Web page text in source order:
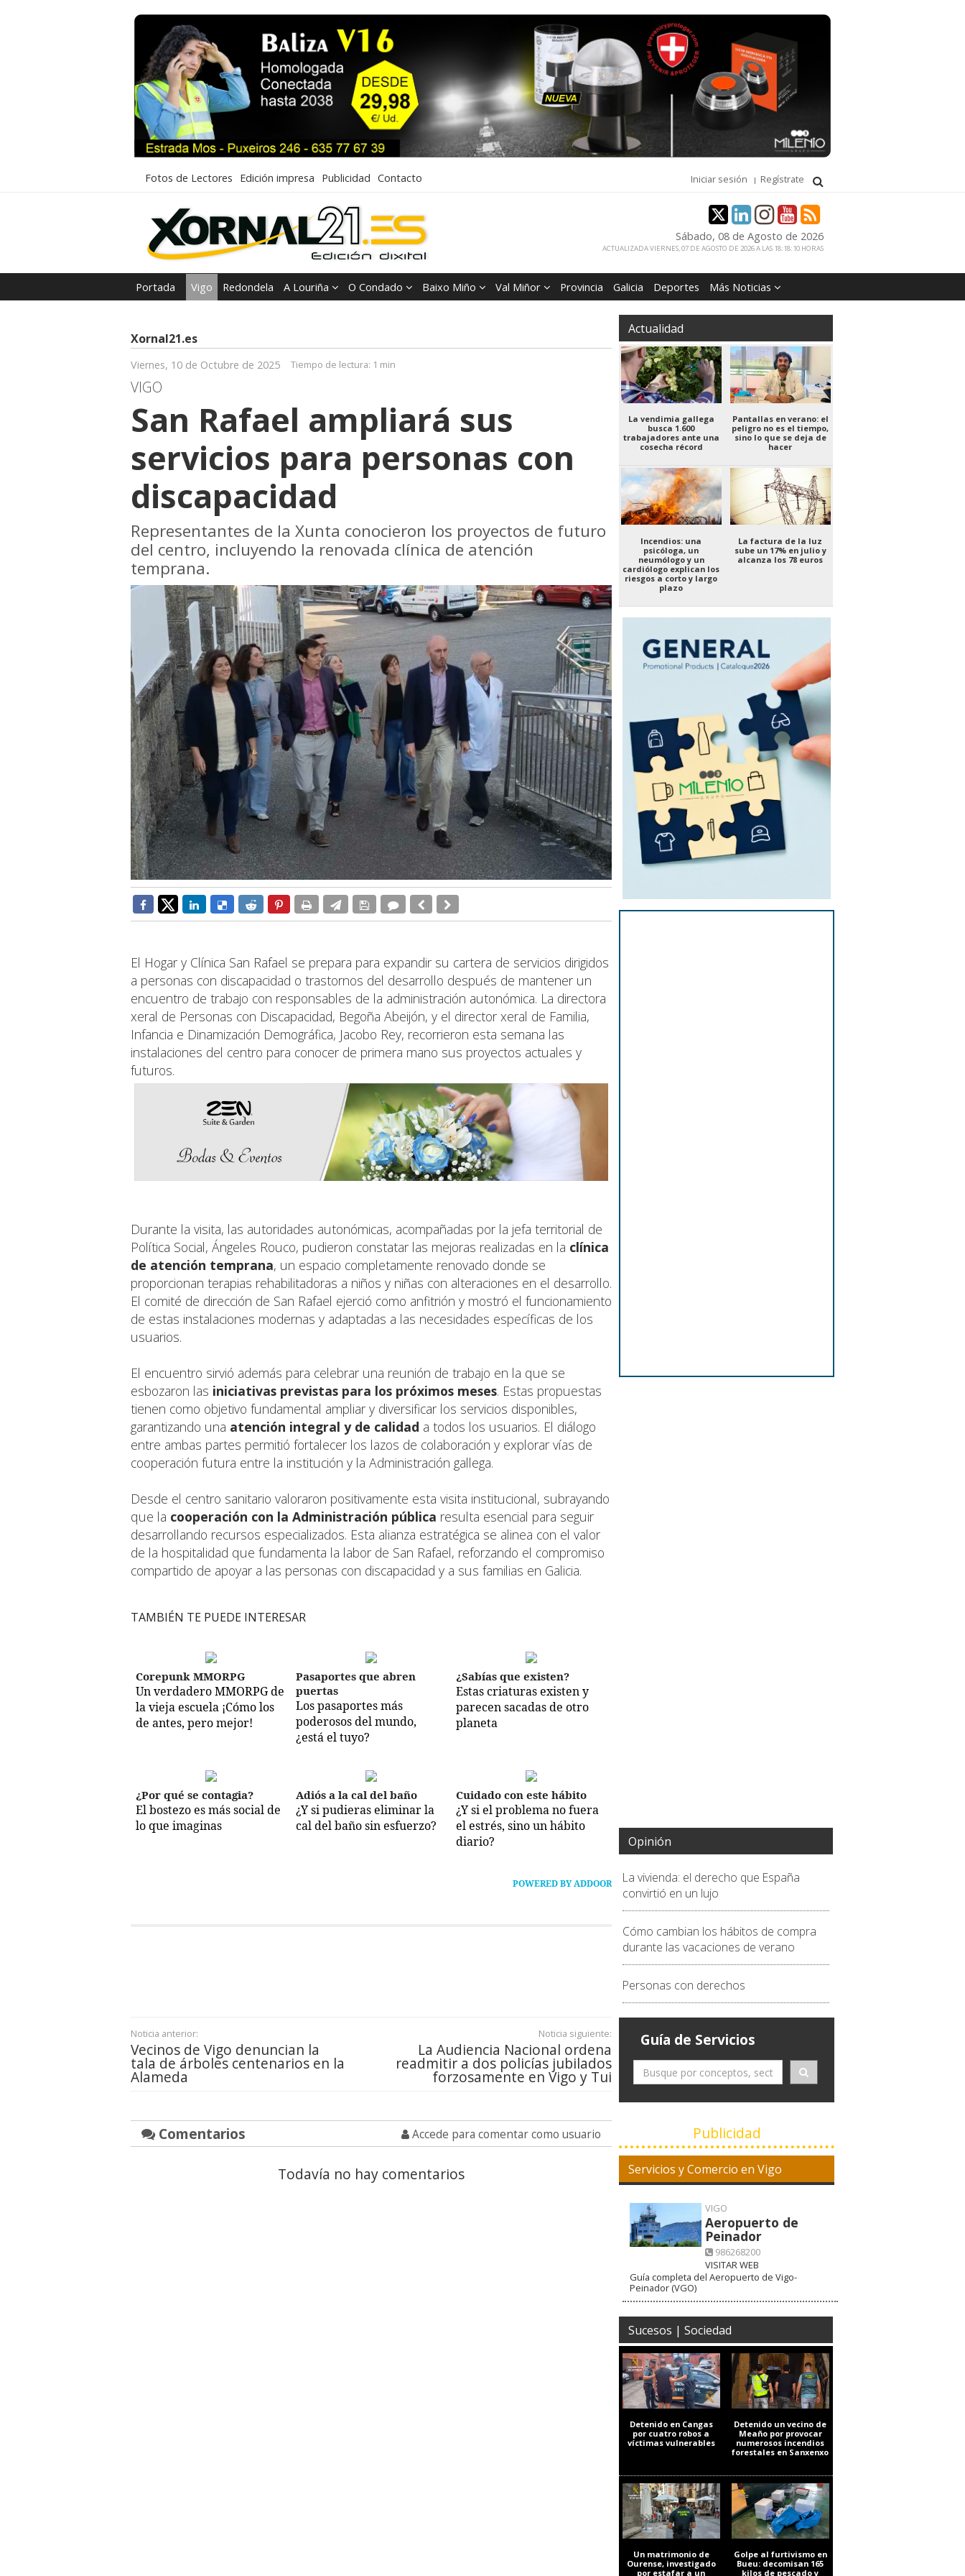
Fotos de Lectores Edición impresa Publicidad Contacto Iniciar sesión Regístrate
Sábado, 08 de Agosto de 2026
ACTUALIZADA VIERNES, 07 DE AGOSTO DE 2026 A LAS 18:18:10 HORAS
Portada Vigo Redondela A Louriña O Condado Baixo Miño Val Miñor Provincia Galicia Deportes Más Noticias
Xornal21.es
Viernes, 10 de Octubre de 2025 Tiempo de lectura: 1 min
VIGO
San Rafael ampliará sus
servicios para personas con
discapacidad
Representantes de la Xunta conocieron los proyectos de futuro
del centro, incluyendo la renovada clínica de atención
temprana.
El Hogar y Clínica San Rafael se prepara para expandir su cartera de servicios dirigidos
a personas con discapacidad o trastornos del desarrollo después de mantener un
encuentro de trabajo con responsables de la administración autonómica. La directora
xeral de Personas con Discapacidad, Begoña Abeijón, y el director xeral de Familia,
Infancia e Dinamización Demográfica, Jacobo Rey, recorrieron esta semana las
instalaciones del centro para conocer de primera mano sus proyectos actuales y
futuros.
Durante la visita, las autoridades autonómicas, acompañadas por la jefa territorial de
Política Social, Ángeles Rouco, pudieron constatar las mejoras realizadas en la clínica
de atención temprana, un espacio completamente renovado donde se
proporcionan terapias rehabilitadoras a niños y niñas con alteraciones en el desarrollo.
El comité de dirección de San Rafael ejerció como anfitrión y mostró el funcionamiento
de estas instalaciones modernas y adaptadas a las necesidades específicas de los
usuarios.
El encuentro sirvió además para celebrar una reunión de trabajo en la que se
esbozaron las iniciativas previstas para los próximos meses. Estas propuestas
tienen como objetivo fundamental ampliar y diversificar los servicios disponibles,
garantizando una atención integral y de calidad a todos los usuarios. El diálogo
entre ambas partes permitió fortalecer los lazos de colaboración y explorar vías de
cooperación futura entre la institución y la Administración gallega.
Desde el centro sanitario valoraron positivamente esta visita institucional, subrayando
que la cooperación con la Administración pública resulta esencial para seguir
desarrollando recursos especializados. Esta alianza estratégica se alinea con el valor
de la hospitalidad que fundamenta la labor de San Rafael, reforzando el compromiso
compartido de apoyar a las personas con discapacidad y a sus familias en Galicia.
TAMBIÉN TE PUEDE INTERESAR
Corepunk MMORPG
Un verdadero MMORPG de
la vieja escuela ¡Cómo los
de antes, pero mejor!
Pasaportes que abren
puertas
Los pasaportes más
poderosos del mundo,
¿está el tuyo?
¿Sabías que existen?
Estas criaturas existen y
parecen sacadas de otro
planeta
¿Por qué se contagia?
El bostezo es más social de
lo que imaginas
Adiós a la cal del baño
¿Y si pudieras eliminar la
cal del baño sin esfuerzo?
Cuidado con este hábito
¿Y si el problema no fuera
el estrés, sino un hábito
diario?
POWERED BY ADDOOR
Noticia anterior:
Vecinos de Vigo denuncian la
tala de árboles centenarios en la
Alameda
Noticia siguiente:
La Audiencia Nacional ordena
readmitir a dos policías jubilados
forzosamente en Vigo y Tui
Comentarios Accede para comentar como usuario
Todavía no hay comentarios
Actualidad
La vendimia gallega
busca 1.600
trabajadores ante una
cosecha récord
Pantallas en verano: el
peligro no es el tiempo,
sino lo que se deja de
hacer
Incendios: una
psicóloga, un
neumólogo y un
cardiólogo explican los
riesgos a corto y largo
plazo
La factura de la luz
sube un 17% en julio y
alcanza los 78 euros
Opinión
La vivienda: el derecho que España
convirtió en un lujo
Cómo cambian los hábitos de compra
durante las vacaciones de verano
Personas con derechos
Guía de Servicios
Publicidad
Servicios y Comercio en Vigo
VIGO
Aeropuerto de
Peinador
986268200
VISITAR WEB
Guía completa del Aeropuerto de Vigo-
Peinador (VGO)
Sucesos | Sociedad
Detenido en Cangas
por cuatro robos a
víctimas vulnerables
Detenido un vecino de
Meaño por provocar
numerosos incendios
forestales en Sanxenxo
Un matrimonio de
Ourense, investigado
por estafar a un
Golpe al furtivismo en
Bueu: decomisan 165
kilos de pescado y